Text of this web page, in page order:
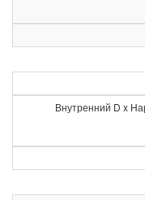
Внутренний D x